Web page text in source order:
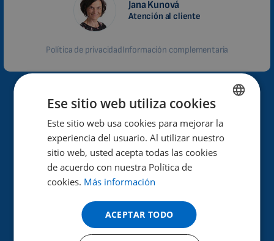
Jana Kunová
Atención al cliente
Política de privacidadInformación complementaria
¿Por qué Biomag?
Alto rendimiento y eficacia de los efectos terapéuticos.
Ayuda a mejorar la salud.
30 años de experiencia en el sector.
Más de 100 000 clientes satisfechos.
ENGLISH
DUTCH
GERMAN
SPANISH
FRENCH
Ese sitio web utiliza cookies
Este sitio web usa cookies para mejorar la
experiencia del usuario. Al utilizar nuestro
sitio web, usted acepta todas las cookies
de acuerdo con nuestra Política de
cookies. Más información
ACEPTAR TODO